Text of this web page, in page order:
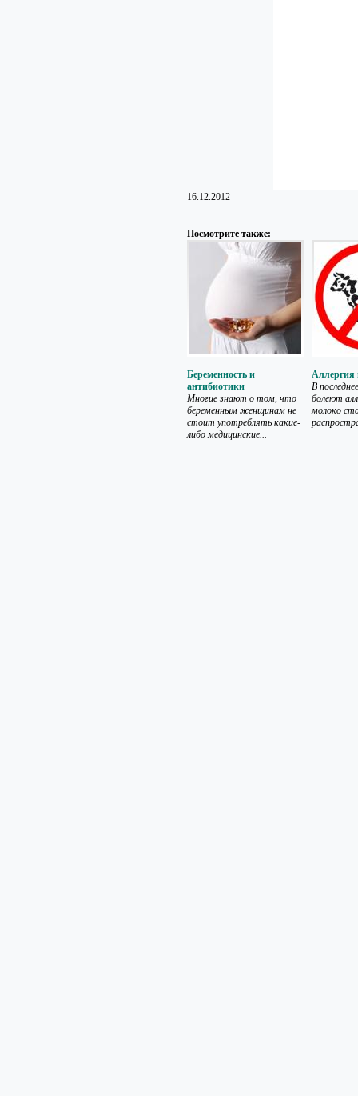
16.12.2012
Посмотрите также:
Беременность и
антибиотики
Многие знают о том, что
беременным женщинам не
стоит употреблять какие-
либо медицинские...
Аллергия
В
болеют
молоко